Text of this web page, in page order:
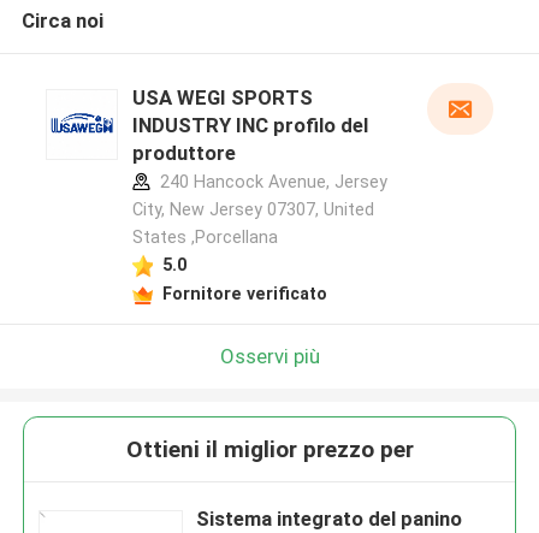
Circa noi
USA WEGI SPORTS
INDUSTRY INC profilo del
produttore
240 Hancock Avenue, Jersey
City, New Jersey 07307, United
States ,Porcellana
5.0
Fornitore verificato
Osservi più
Ottieni il miglior prezzo per
Sistema integrato del panino